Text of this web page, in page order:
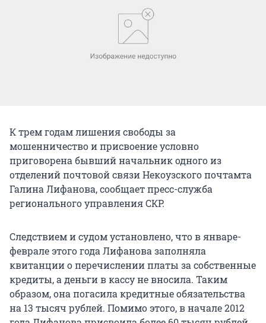
К трем годам лишения свободы за
мошенничество и присвоение условно
приговорена бывший начальник одного из
отделений почтовой связи Некоузского почтамта
Галина Лифанова, сообщает пресс-служба
регионального управления СКР.
Следствием и судом установлено, что в январе-
феврале этого года Лифанова заполняла
квитанции о перечислении платы за собственные
кредиты, а деньги в кассу не вносила. Таким
образом, она погасила кредитные обязательства
на 13 тысяч рублей. Помимо этого, в начале 2012